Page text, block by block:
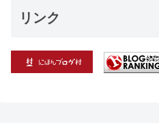
リンク